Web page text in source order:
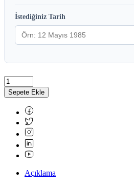
İstediğiniz Tarih
Sepete Ekle
Açıklama